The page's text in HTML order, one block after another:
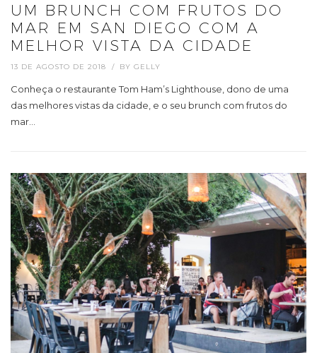
UM BRUNCH COM FRUTOS DO
MAR EM SAN DIEGO COM A
MELHOR VISTA DA CIDADE
13 DE AGOSTO DE 2018 BY GELLY
Conheça o restaurante Tom Ham’s Lighthouse, dono de uma
das melhores vistas da cidade, e o seu brunch com frutos do
mar…